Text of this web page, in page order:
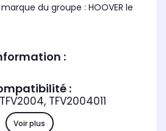
du groupe : HOOVER le
:
:
TFV2004011
Voir plus